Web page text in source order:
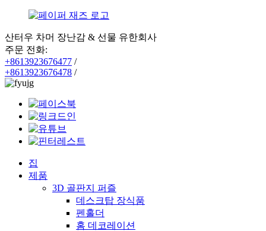
산터우 차머 장난감 & 선물 유한회사
주문 전화:
+8613923676477 /
+8613923676478 /
집
제품
3D 골판지 퍼즐
데스크탑 장식품
펜홀더
홈 데코레이션